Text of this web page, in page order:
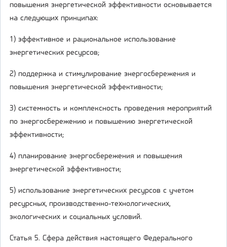
повышения энергетической эффективности основывается
на следующих принципах:
1) эффективное и рациональное использование
энергетических ресурсов;
2) поддержка и стимулирование энергосбережения и
повышения энергетической эффективности;
3) системность и комплексность проведения мероприятий
по энергосбережению и повышению энергетической
эффективности;
4) планирование энергосбережения и повышения
энергетической эффективности;
5) использование энергетических ресурсов с учетом
ресурсных, производственно-технологических,
экологических и социальных условий.
Статья 5. Сфера действия настоящего Федерального